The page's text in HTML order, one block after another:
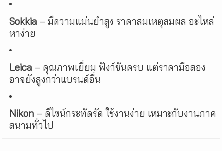
Sokkia – มีความแม่นยำสูง ราคาสมเหตุสมผล อะไหล่
หาง่าย
Leica – คุณภาพเยี่ยม ฟังก์ชันครบ แต่ราคามือสอง
อาจยังสูงกว่าแบรนด์อื่น
Nikon – ดีไซน์กระทัดรัด ใช้งานง่าย เหมาะกับงานภาค
สนามทั่วไป